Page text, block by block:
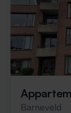
Barneveld